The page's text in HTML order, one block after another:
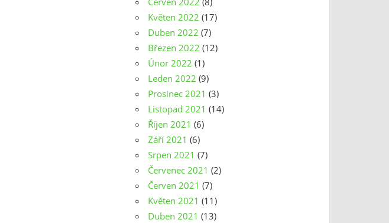
Květen 2022 (17)
Duben 2022 (7)
Březen 2022 (12)
Únor 2022 (1)
Leden 2022 (9)
Prosinec 2021 (3)
Listopad 2021 (14)
Říjen 2021 (6)
Září 2021 (6)
Srpen 2021 (7)
Červenec 2021 (2)
Červen 2021 (7)
Květen 2021 (11)
Duben 2021 (13)